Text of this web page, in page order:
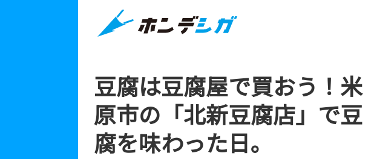
豆腐は豆腐屋で買おう！米
原市の「北新豆腐店」で豆
腐を味わった日。